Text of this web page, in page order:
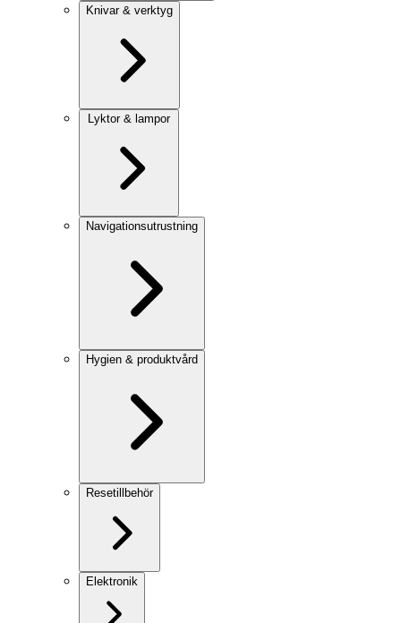
Knivar & verktyg
Lyktor & lampor
Navigationsutrustning
Hygien & produktvård
Resetillbehör
Elektronik